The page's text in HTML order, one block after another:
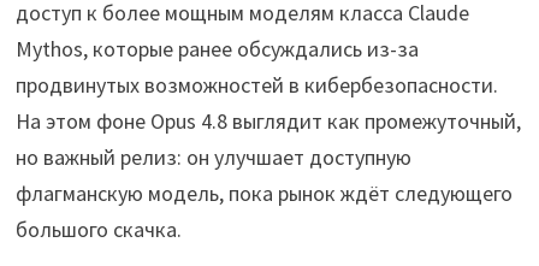
доступ к более мощным моделям класса Claude
Mythos, которые ранее обсуждались из-за
продвинутых возможностей в кибербезопасности.
На этом фоне Opus 4.8 выглядит как промежуточный,
но важный релиз: он улучшает доступную
флагманскую модель, пока рынок ждёт следующего
большого скачка.